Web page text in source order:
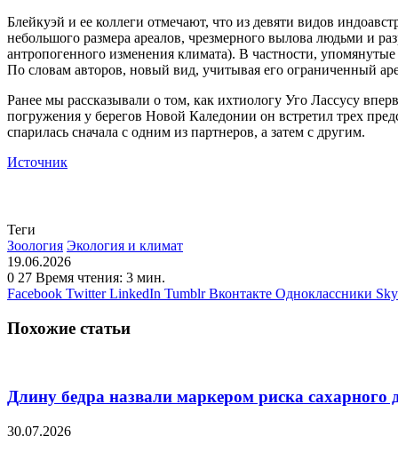
Блейкуэй и ее коллеги отмечают, что из девяти видов
небольшого размера ареалов, чрезмерного вылова людьми и
антропогенного изменения климата). В частности,
По словам авторов, новый вид, учитывая его ограниченный
Ранее мы рассказывали о том, как ихтиологу Уго Лассусу
погружения у берегов Новой Каледонии он встретил трех
спарилась сначала с одним из партнеров, а затем с другим.
Источник
Теги
Зоология Экология и климат
19.06.2026
0 27 Время чтения: 3 мин.
Facebook Twitter LinkedIn Tumblr Вконтакте Одноклассники
Похожие статьи
Длину бедра назвали маркером риска
30.07.2026